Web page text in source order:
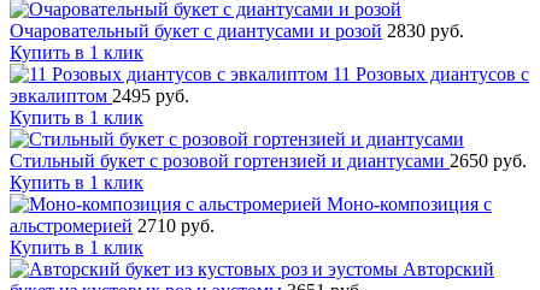
Очаровательный букет с диантусами и розой 2830 руб.
Купить в 1 клик
11 Розовых диантусов с
эвкалиптом 2495 руб.
Купить в 1 клик
Стильный букет с розовой гортензией и диантусами 2650 руб.
Купить в 1 клик
Моно-композиция с
альстромерией 2710 руб.
Купить в 1 клик
Авторский